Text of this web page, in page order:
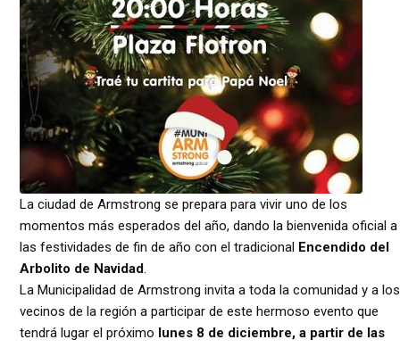
La ciudad de Armstrong se prepara para vivir uno de los
momentos más esperados del año, dando la bienvenida oficial a
las festividades de fin de año con el tradicional Encendido del
Arbolito de Navidad.
La Municipalidad de Armstrong invita a toda la comunidad y a los
vecinos de la región a participar de este hermoso evento que
tendrá lugar el próximo lunes 8 de diciembre, a partir de las